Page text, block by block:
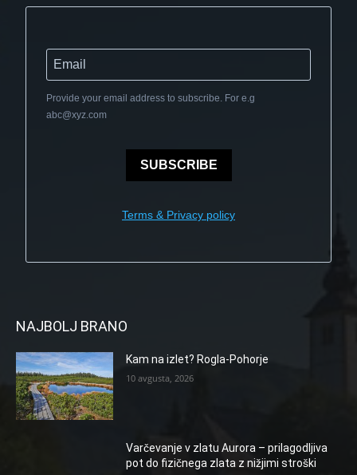
Provide your email address to subscribe. For e.g
abc@xyz.com
SUBSCRIBE
Terms & Privacy policy
NAJBOLJ BRANO
Kam na izlet? Rogla-Pohorje
10 avgusta, 2026
Varčevanje v zlatu Aurora – prilagodljiva
pot do fizičnega zlata z nižjimi stroški